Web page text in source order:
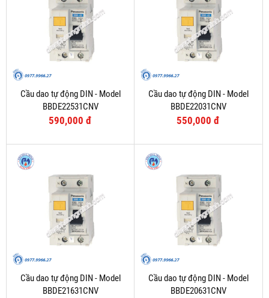
Cầu dao tự động DIN - Model
BBDE22531CNV
590,000 đ
Cầu dao tự động DIN - Model
BBDE22031CNV
550,000 đ
Cầu dao tự động DIN - Model
BBDE21631CNV
Cầu dao tự động DIN - Model
BBDE20631CNV